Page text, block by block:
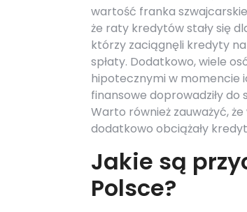
wartość franka
że raty kredytów stały się
którzy zaciągnęli kredyty
spłaty. Dodatkowo, wiele
hipotecznymi w momencie
finansowe doprowadziły
Warto również zauważyć,
dodatkowo obciążały
Jakie są
Polsce?